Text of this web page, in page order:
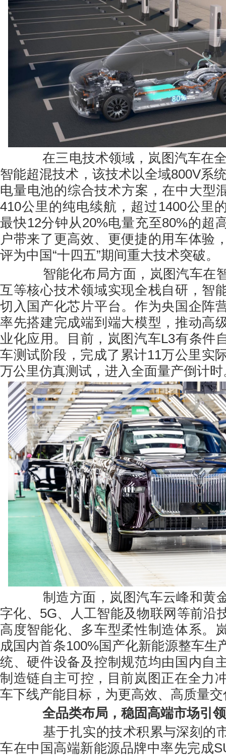
在三电技术领域，岚图汽车在全
智能超混技术，该技术以全域800V系
电量电池的综合技术方案，在中大型
410公里的纯电续航，超过1400公里
最快12分钟从20%电量充至80%的超
户带来了更高效、更便捷的用车体验
评为中国“十四五”期间重大技术突破。
智能化布局方面，岚图汽车在
互等核心技术领域实现全栈自研，智
切入国产化芯片平台。作为央国企阵
率先搭建完成端到端大模型，推动高
业化应用。目前，岚图汽车L3有条件
车测试阶段，完成了累计11万公里实
万公里仿真测试，进入全面量产倒计时
制造方面，岚图汽车云峰和黄
字化、5G、人工智能及物联网等前沿
高度智能化、多车型柔性制造体系。
成国内首条100%国产化新能源整车生
统、硬件设备及控制规范均由国内自
制造链自主可控，目前岚图正在全力
车下线产能目标，为更高效、高质量
全品类布局，稳固高端市场引
基于扎实的技术积累与深刻的
车在中国高端新能源品牌中率先完成